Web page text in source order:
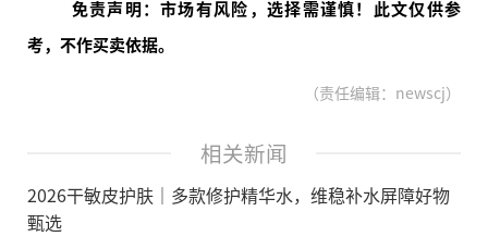
免责声明：市场有风险，选择需谨慎！此文仅供参
考，不作买卖依据。
（责任编辑：newscj）
相关新闻
2026干敏皮护肤｜多款修护精华水，维稳补水屏障好物
甄选